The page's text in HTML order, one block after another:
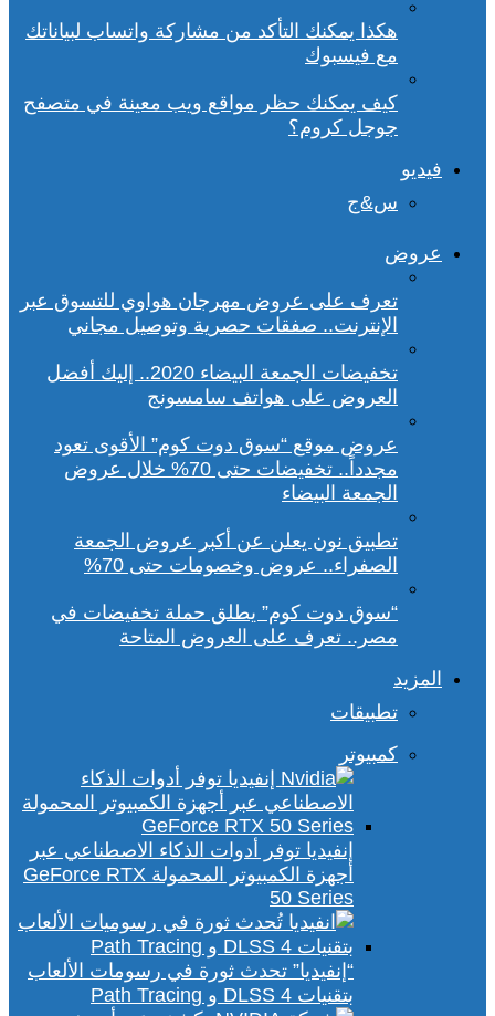
هكذا يمكنك التأكد من مشاركة واتساب لبياناتك
مع فيسبوك
كيف يمكنك حظر مواقع ويب معينة في متصفح
جوجل كروم؟
فيديو
س&ج
عروض
تعرف على عروض مهرجان هواوي للتسوق عبر
الإنترنت.. صفقات حصرية وتوصيل مجاني
تخفيضات الجمعة البيضاء 2020.. إليك أفضل
العروض على هواتف سامسونج
عروض موقع “سوق دوت كوم” الأقوى تعود
مجدداً.. تخفيضات حتى 70% خلال عروض
الجمعة البيضاء
تطبيق نون يعلن عن أكبر عروض الجمعة
الصفراء.. عروض وخصومات حتى 70%
“سوق دوت كوم” يطلق حملة تخفيضات في
مصر.. تعرف على العروض المتاحة
المزيد
تطبيقات
كمبيوتر
إنفيديا توفر أدوات الذكاء الاصطناعي عبر
أجهزة الكمبيوتر المحمولة GeForce RTX
50 Series
“إنفيديا” تحدث ثورة في رسومات الألعاب
بتقنيات DLSS 4 و Path Tracing